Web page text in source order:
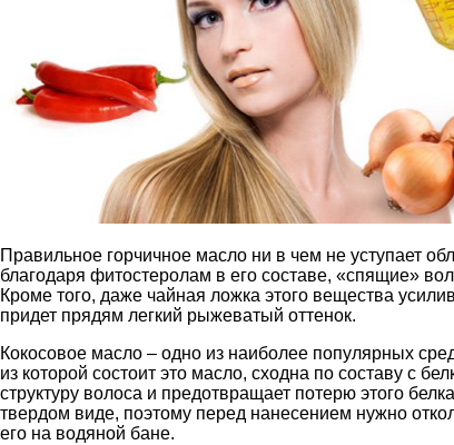
Правильное горчичное масло ни в чем не уступает
благодаря фитостеролам в его составе, «спящие»
Кроме того, даже чайная ложка этого вещества
придет прядям легкий рыжеватый оттенок.
Кокосовое масло – одно из наиболее популярных
из которой состоит это масло, сходна по составу с
структуру волоса и предотвращает потерю этого
твердом виде, поэтому перед нанесением нужно
его на водяной бане.